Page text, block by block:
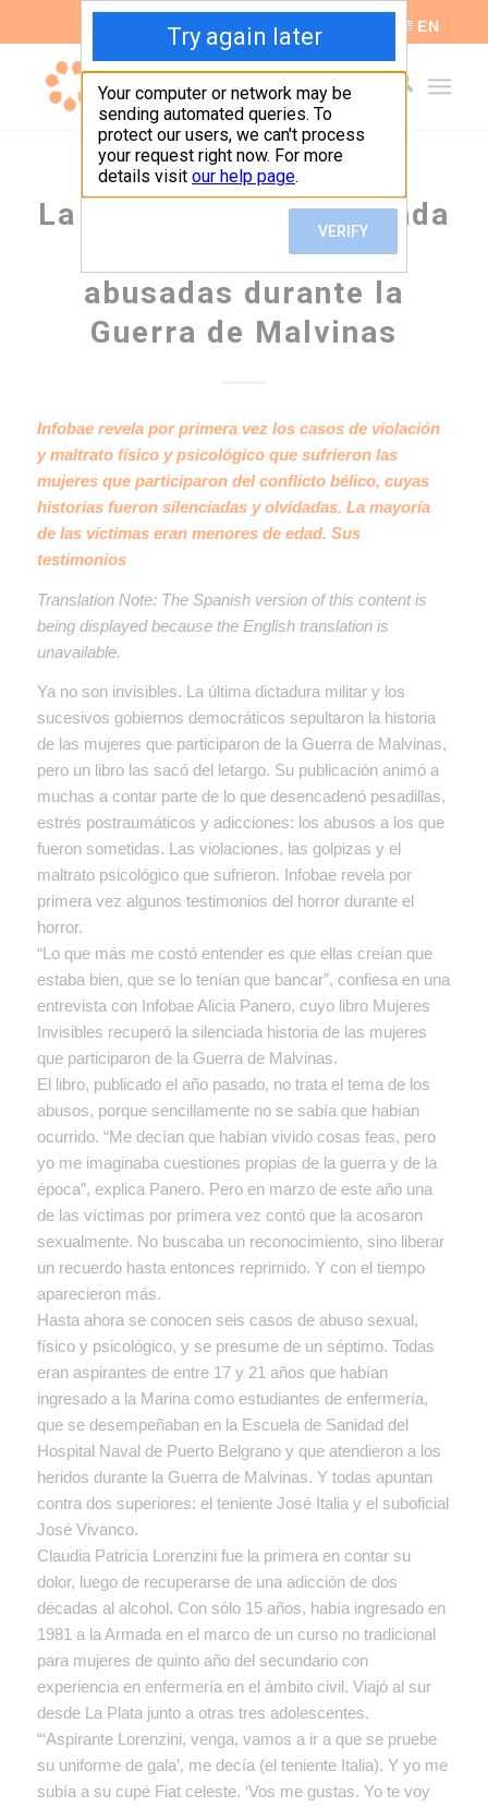
EN
La historia jamás contada
de las enfermeras
abusadas durante la
Guerra de Malvinas
Infobae revela por primera vez los casos de violación
y maltrato físico y psicológico que sufrieron las
mujeres que participaron del conflicto bélico, cuyas
historias fueron silenciadas y olvidadas. La mayoría
de las víctimas eran menores de edad. Sus
testimonios
Translation Note:The Spanish version of this content is
being displayed because the English translation is
unavailable.
Ya no son invisibles. La última dictadura militar y los
sucesivos gobiernos democráticos sepultaron la historia
de las mujeres que participaron de la Guerra de Malvinas,
pero un libro las sacó del letargo. Su publicación animó a
muchas a contar parte de lo que desencadenó pesadillas,
estrés postraumáticos y adicciones: los abusos a los que
fueron sometidas. Las violaciones, las golpizas y el
maltrato psicológico que sufrieron. Infobae revela por
primera vez algunos testimonios del horror durante el
horror.
“Lo que más me costó entender es que ellas creían que
estaba bien, que se lo tenían que bancar”, confiesa en una
entrevista con Infobae Alicia Panero, cuyo libro Mujeres
Invisibles recuperó la silenciada historia de las mujeres
que participaron de la Guerra de Malvinas.
El libro, publicado el año pasado, no trata el tema de los
abusos, porque sencillamente no se sabía que habían
ocurrido. “Me decían que habían vivido cosas feas, pero
yo me imaginaba cuestiones propias de la guerra y de la
época”, explica Panero. Pero en marzo de este año una
de las víctimas por primera vez contó que la acosaron
sexualmente. No buscaba un reconocimiento, sino liberar
un recuerdo hasta entonces reprimido. Y con el tiempo
aparecieron más.
Hasta ahora se conocen seis casos de abuso sexual,
físico y psicológico, y se presume de un séptimo. Todas
eran aspirantes de entre 17 y 21 años que habían
ingresado a la Marina como estudiantes de enfermería,
que se desempeñaban en la Escuela de Sanidad del
Hospital Naval de Puerto Belgrano y que atendieron a los
heridos durante la Guerra de Malvinas. Y todas apuntan
contra dos superiores: el teniente José Italia y el suboficial
José Vivanco.
Claudia Patricia Lorenzini fue la primera en contar su
dolor, luego de recuperarse de una adicción de dos
décadas al alcohol. Con sólo 15 años, había ingresado en
1981 a la Armada en el marco de un curso no tradicional
para mujeres de quinto año del secundario con
experiencia en enfermería en el ámbito civil. Viajó al sur
desde La Plata junto a otras tres adolescentes.
“‘Aspirante Lorenzini, venga, vamos a ir a que se pruebe
su uniforme de gala’, me decía (el teniente Italia). Y yo me
subía a su cupé Fiat celeste. ‘Vos me gustas. Yo te voy